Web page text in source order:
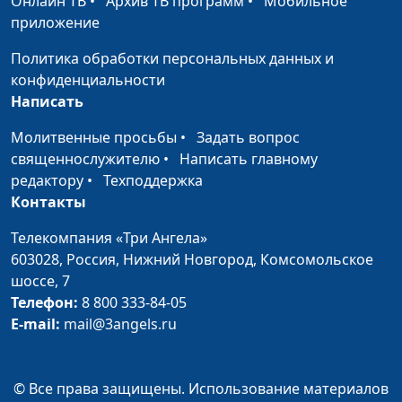
немедикаментозному
дают энергию
специалист по
модификации образа
жизни и
оздоровлению
Какой чай пить на
ночь, чтобы лучше
засыпать
Мария Бородеева,
модификации образа
жизни и
#1
приложение
Политика обработки персональных данных и
конфиденциальности
Написать
Молитвенные просьбы • Задать вопрос
священнослужителю • Написать главному
редактору • Техподдержка
Контакты
Телекомпания «Три Ангела»
603028, Россия, Нижний Новгород, Комсомольское
шоссе, 7
Телефон: 8 800 333-84-05
E-mail: mail@3angels.ru
© Все права защищены. Использование материалов